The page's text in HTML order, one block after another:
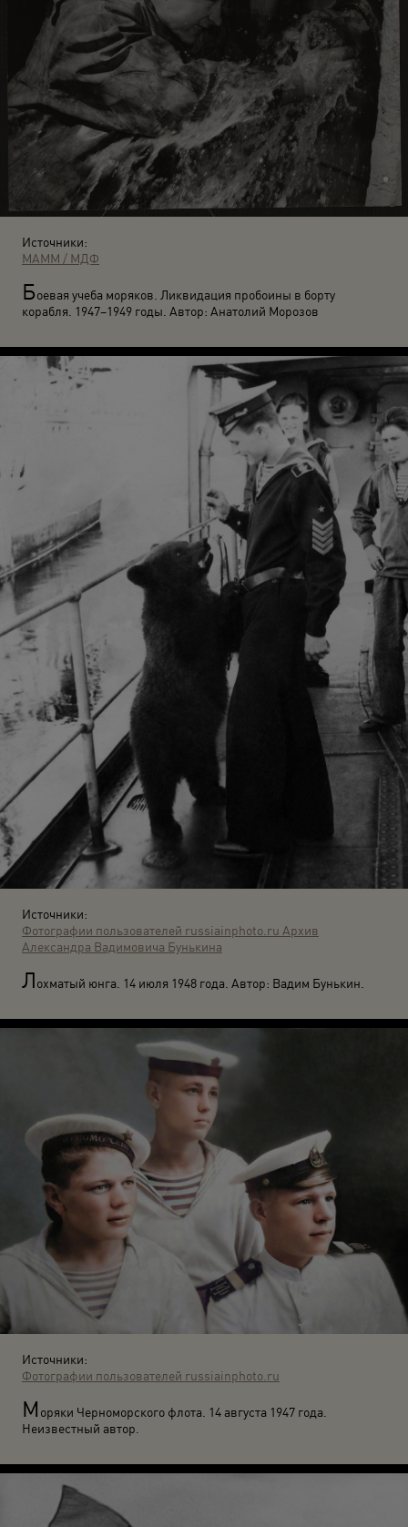
Источники:
МАММ / МДФ
Боевая учеба моряков. Ликвидация пробоины в борту
корабля. 1947–1949 годы. Автор: Анатолий Морозов
Источники:
Фотографии пользователей russiainphoto.ru Архив
Александра Вадимовича Бунькина
Лохматый юнга. 14 июля 1948 года. Автор: Вадим Бунькин.
Источники:
Фотографии пользователей russiainphoto.ru
М оряки Черноморского флота. 14 августа 1947 года.
Неизвестный автор.